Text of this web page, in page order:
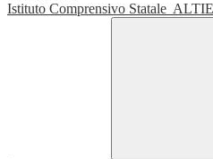
Istituto Comprensivo Statale